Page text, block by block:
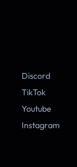
Discord
TikTok
Youtube
Instagram